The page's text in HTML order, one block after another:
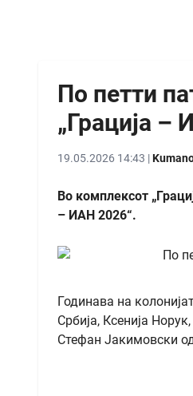
По петти
„Грација –
19.05.2026 14:43 |
Во комплексот
– ИАН 2026“.
Годинава на
Србија, Ксенија
Стефан Јакимовски